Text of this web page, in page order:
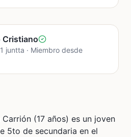
Cristiano
juntta · Miembro desde
(17 años) es un joven
5to de secundaria en el